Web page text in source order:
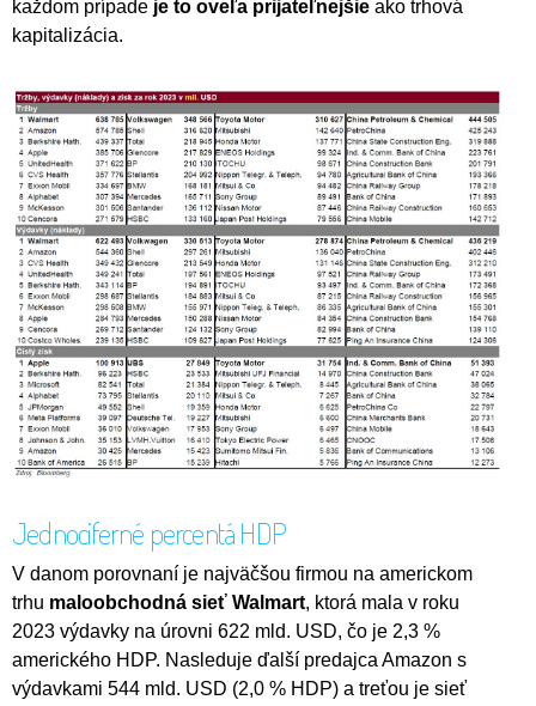
každom prípade je to oveľa prijateľnejšie ako trhová
kapitalizácia.
Jednociferné percentá HDP
V danom porovnaní je najväčšou firmou na americkom
trhu maloobchodná sieť Walmart, ktorá mala v roku
2023 výdavky na úrovni 622 mld. USD, čo je 2,3 %
amerického HDP. Nasleduje ďalší predajca Amazon s
výdavkami 544 mld. USD (2,0 % HDP) a treťou je sieť